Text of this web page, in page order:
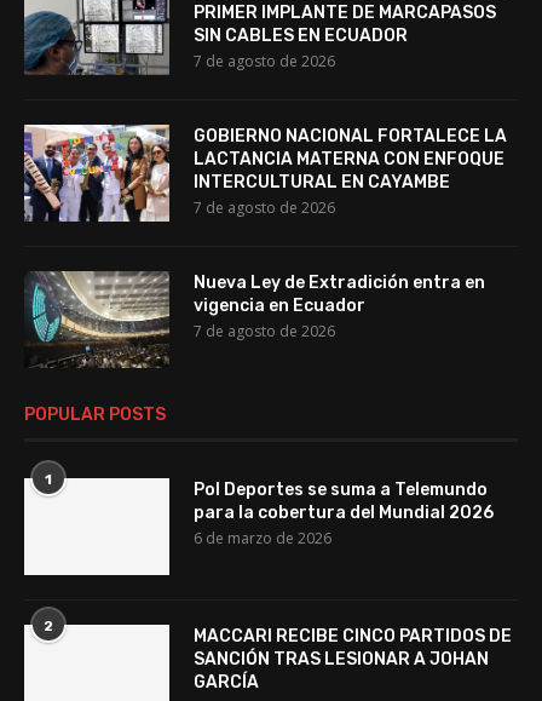
PRIMER IMPLANTE DE MARCAPASOS
SIN CABLES EN ECUADOR
7 de agosto de 2026
GOBIERNO NACIONAL FORTALECE LA
LACTANCIA MATERNA CON ENFOQUE
INTERCULTURAL EN CAYAMBE
7 de agosto de 2026
Nueva Ley de Extradición entra en
vigencia en Ecuador
7 de agosto de 2026
POPULAR POSTS
1
Pol Deportes se suma a Telemundo
para la cobertura del Mundial 2026
6 de marzo de 2026
2
MACCARI RECIBE CINCO PARTIDOS DE
SANCIÓN TRAS LESIONAR A JOHAN
GARCÍA